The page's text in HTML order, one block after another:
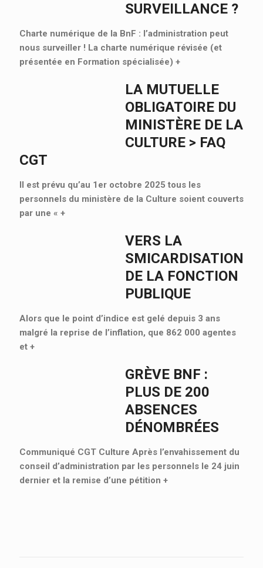
SURVEILLANCE ?
Charte numérique de la BnF : l’administration peut
nous surveiller ! La charte numérique révisée (et
présentée en Formation spécialisée) +
LA MUTUELLE
OBLIGATOIRE DU
MINISTÈRE DE LA
CULTURE > FAQ
CGT
Il est prévu qu’au 1er octobre 2025 tous les
personnels du ministère de la Culture soient couverts
par une « +
VERS LA
SMICARDISATION
DE LA FONCTION
PUBLIQUE
Alors que le point d’indice est gelé depuis 3 ans
malgré la reprise de l’inflation, que 862 000 agentes
et +
GRÈVE BNF :
PLUS DE 200
ABSENCES
DÉNOMBRÉES
Communiqué CGT Culture Après l’envahissement du
conseil d’administration par les personnels le 24 juin
dernier et la remise d’une pétition +